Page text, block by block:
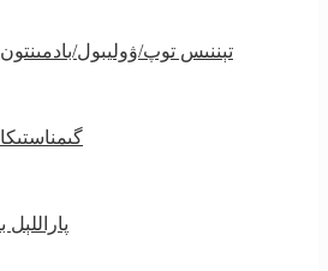
تېننىس توپ/ۋوليبول/
پاراللېل